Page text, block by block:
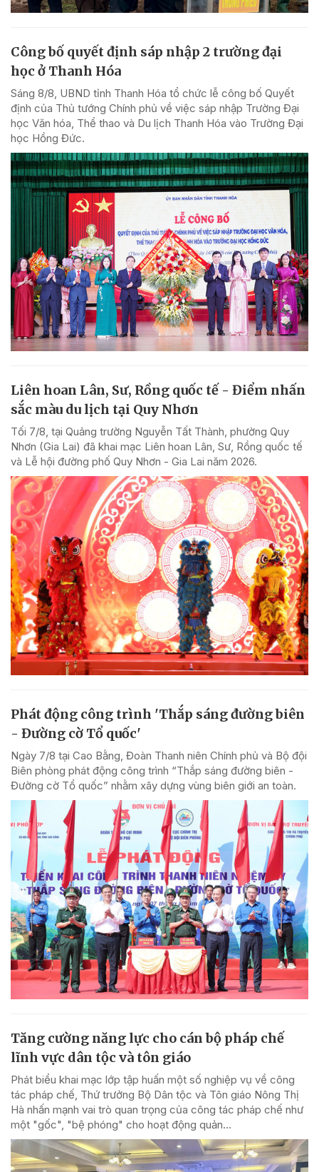
Công bố quyết định sáp nhập 2 trường đại
học ở Thanh Hóa
Sáng 8/8, UBND tỉnh Thanh Hóa tổ chức lễ công bố Quyết
định của Thủ tướng Chính phủ về việc sáp nhập Trường Đại
học Văn hóa, Thể thao và Du lịch Thanh Hóa vào Trường Đại
học Hồng Đức.
Liên hoan Lân, Sư, Rồng quốc tế - Điểm nhấn
sắc màu du lịch tại Quy Nhơn
Tối 7/8, tại Quảng trường Nguyễn Tất Thành, phường Quy
Nhơn (Gia Lai) đã khai mạc Liên hoan Lân, Sư, Rồng quốc tế
và Lễ hội đường phố Quy Nhơn - Gia Lai năm 2026.
Phát động công trình 'Thắp sáng đường biên
- Đường cờ Tổ quốc'
Ngày 7/8 tại Cao Bằng, Đoàn Thanh niên Chính phủ và Bộ đội
Biên phòng phát động công trình “Thắp sáng đường biên -
Đường cờ Tổ quốc” nhằm xây dựng vùng biên giới an toàn.
Tăng cường năng lực cho cán bộ pháp chế
lĩnh vực dân tộc và tôn giáo
Phát biểu khai mạc lớp tập huấn một số nghiệp vụ về công
tác pháp chế, Thứ trưởng Bộ Dân tộc và Tôn giáo Nông Thị
Hà nhấn mạnh vai trò quan trọng của công tác pháp chế như
một "gốc", "bệ phóng" cho hoạt động quản...